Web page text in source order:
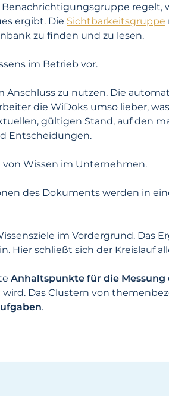
regelt,
ergibt. Die Sichtbarkeitsgruppe
zu finden und zu lesen.
im Betrieb vor.
Anschluss zu nutzen. Die
die WiDoks umso lieber,
gültigen Stand, auf den
Entscheidungen.
Wissen im Unternehmen.
des Dokuments werden in
im Vordergrund. Das
Hier schließt sich der Kreislauf
Anhaltspunkte für die Messung
Das Clustern von
.